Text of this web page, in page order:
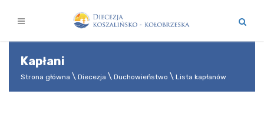
Kapłani
Strona główna Diecezja Duchowieństwo Lista kapłanów